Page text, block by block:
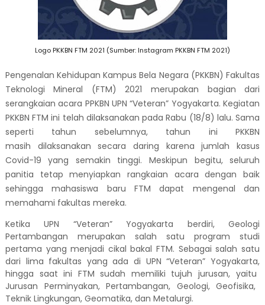
Logo PKKBN FTM 2021 (Sumber: Instagram PKKBN FTM 2021)
Pengenalan Kehidupan Kampus Bela Negara (PKKBN) Fakultas
Teknologi Mineral (FTM) 2021 merupakan bagian dari
serangkaian acara PPKBN UPN“Veteran” Yogyakarta. Kegiatan
PKKBN FTM ini telah dilaksanakan pada Rabu (18/8) lalu. Sama
seperti tahun sebelumnya, tahun ini PKKBN
masih
dilaksanakan secara daring karena jumlahkasus
Covid-19 yang semakin tinggi.Meskipun begitu, seluruh
panitia tetapmenyiapkan rangkaian acara dengan baik
sehingga mahasiswa baru FTM dapat mengenal dan
memahami fakultas mereka.
Ketika UPN “Veteran”Yogyakarta berdiri, Geologi
Pertambangan merupakan salah satu program studi
pertama yang menjadi cikal bakal FTM. Sebagaisalah satu
dari lima fakultas yang ada di UPN“Veteran” Yogyakarta,
hingga saat ini FTMsudah memiliki tujuh jurusan, yaitu
Jurusan Perminyakan, Pertambangan, Geologi, Geofisika,
Teknik Lingkungan, Geomatika, dan Metalurgi.